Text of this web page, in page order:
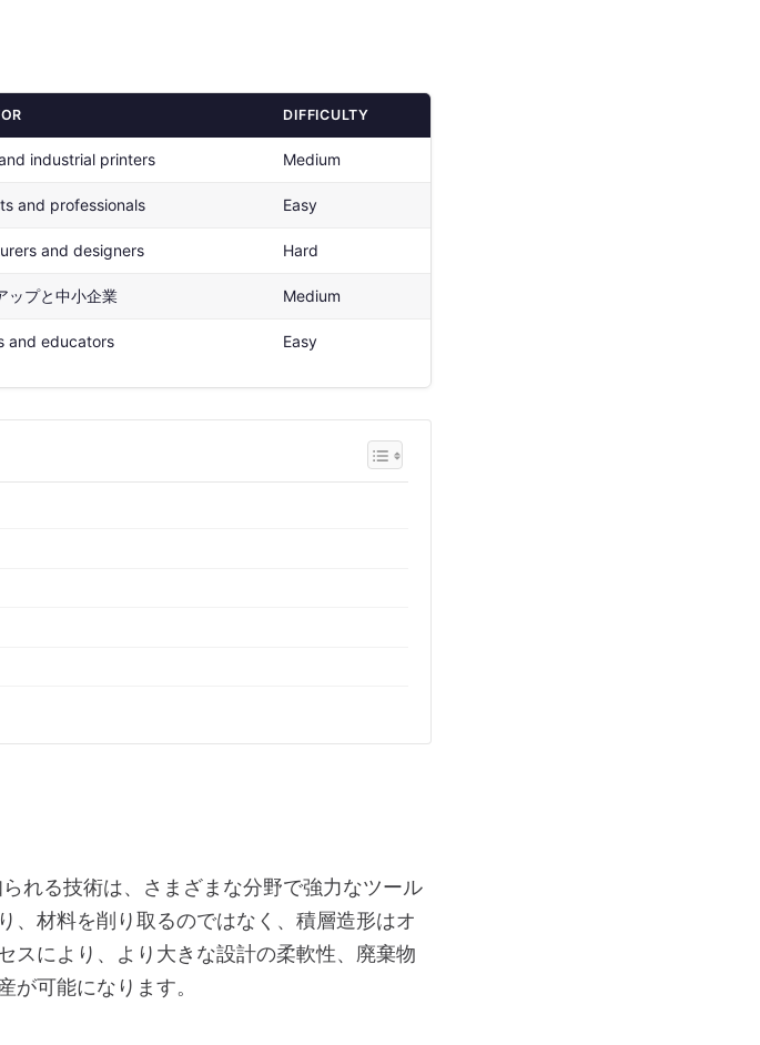
DIFFICULTY
industrial printers Medium
and professionals Easy
and designers Hard
ップと中小企業 Medium
and educators Easy
れる技術は、さまざまな分野で強力なツール
、材料を削り取るのではなく、積層造形はオ
スにより、より大きな設計の柔軟性、廃棄物
が可能になります。